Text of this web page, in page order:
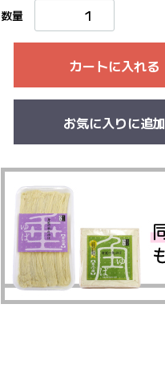
数量
カートに入れる
お気に入りに追加